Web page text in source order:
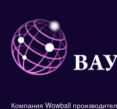
Компания Wowball